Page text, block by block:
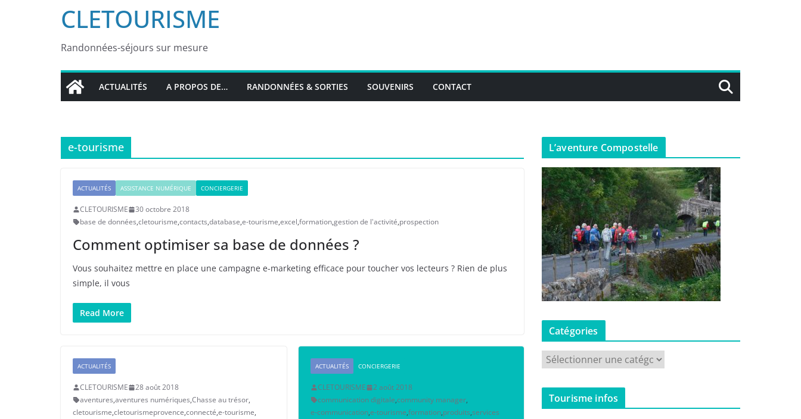
CLETOURISME
Randonnées-séjours sur mesure
ACTUALITÉS A PROPOS DE… RANDONNÉES & SORTIES SOUVENIRS CONTACT
e-tourisme
ACTUALITÉS ASSISTANCE NUMÉRIQUE CONCIERGERIE
CLETOURISME
30 octobre 2018
base de données,cletourisme,contacts,database,e-tourisme,excel,formation,gestion de l'activité,prospection
Comment optimiser sa base de données ?
Vous souhaitez mettre en place une campagne e-marketing efficace pour toucher vos lecteurs ? Rien de plus
simple, il vous
Read More
ACTUALITÉS
CLETOURISME
28 août 2018
aventures,aventures numériques,Chasse au trésor,
cletourisme,cletourismeprovence,connecté,e-tourisme,
ACTUALITÉS CONCIERGERIE
CLETOURISME
2 août 2018
communication digitale,community manager,
e-communication,e-tourisme,formation,produits,services
L’aventure Compostelle
Catégories
a
t
Tourisme infos